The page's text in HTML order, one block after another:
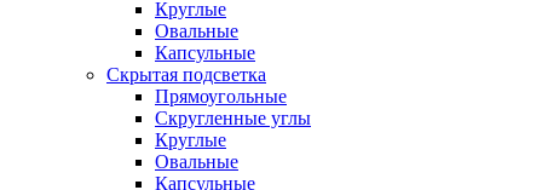
Круглые
Овальные
Капсульные
Скрытая подсветка
Прямоугольные
Скругленные углы
Круглые
Овальные
Капсульные